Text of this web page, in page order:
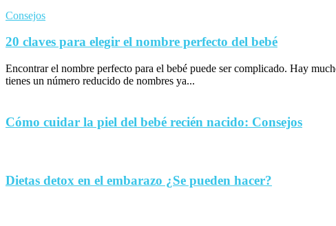
Consejos
20 claves para elegir el nombre perfecto del bebé
Encontrar el nombre perfecto para el bebé puede ser complicado. Hay
tienes un número reducido de nombres ya...
Cómo cuidar la piel del bebé recién nacido: Consejos
Dietas detox en el embarazo ¿Se pueden hacer?